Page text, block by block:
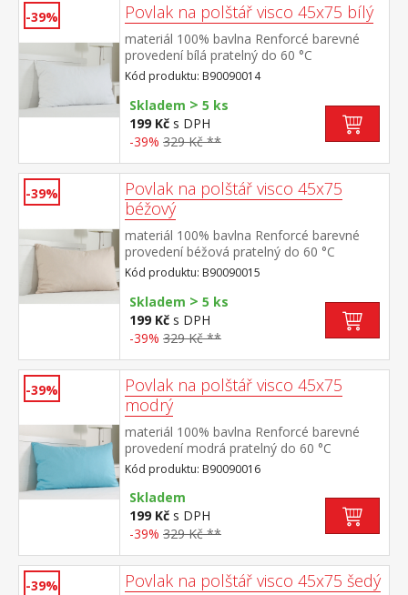
-39% Povlak na polštář visco 45x75 bílý
materiál 100% bavlna Renforcé barevné
provedení bílá pratelný do 60 °C
Kód produktu: B90090014
Skladem > 5 ks
199 Kč s DPH
-39% 329 Kč **
-39%
Povlak na polštář visco 45x75
béžový
materiál 100% bavlna Renforcé barevné
provedení béžová pratelný do 60 °C
Kód produktu: B90090015
Skladem > 5 ks
199 Kč s DPH
-39% 329 Kč **
-39%
Povlak na polštář visco 45x75
modrý
materiál 100% bavlna Renforcé barevné
provedení modrá pratelný do 60 °C
Kód produktu: B90090016
Skladem
199 Kč s DPH
-39% 329 Kč **
-39% Povlak na polštář visco 45x75 šedý